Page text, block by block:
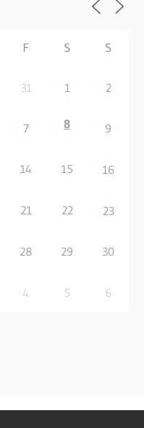
F S S
31 1 2
7 8 9
14 15 16
21 22 23
28 29 30
4 5 6